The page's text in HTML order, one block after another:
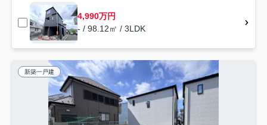
4,990万円
- / 98.12㎡ / 3LDK
新築一戸建